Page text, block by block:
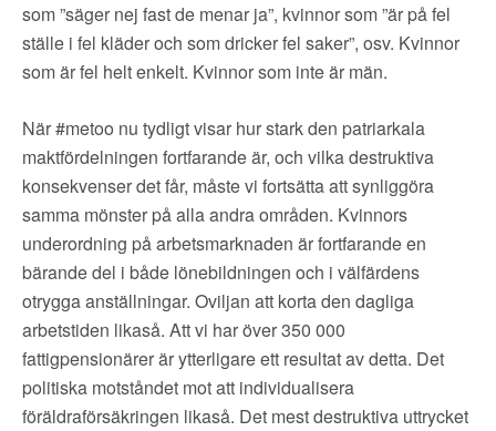
som ”säger nej fast de menar ja”, kvinnor som ”är på fel
ställe i fel kläder och som dricker fel saker”, osv. Kvinnor
som är fel helt enkelt. Kvinnor som inte är män.
När #metoo nu tydligt visar hur stark den patriarkala
maktfördelningen fortfarande är, och vilka destruktiva
konsekvenser det får, måste vi fortsätta att synliggöra
samma mönster på alla andra områden. Kvinnors
underordning på arbetsmarknaden är fortfarande en
bärande del i både lönebildningen och i välfärdens
otrygga anställningar. Oviljan att korta den dagliga
arbetstiden likaså. Att vi har över 350 000
fattigpensionärer är ytterligare ett resultat av detta. Det
politiska motståndet mot att individualisera
föräldraförsäkringen likaså. Det mest destruktiva uttrycket